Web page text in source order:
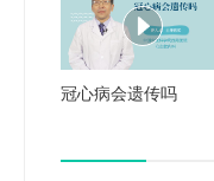
冠心病会遗传吗